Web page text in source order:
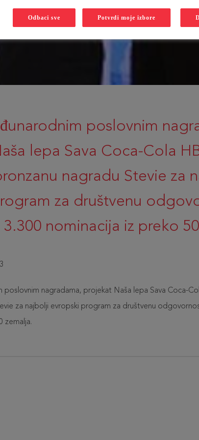
poslovnim
lepa Sava Coca-Cola
nagradu Stevie za
za društvenu
3.300 nominacija iz preko
poslovnim nagradama, projekat Naša lepa Sava Coca-
za najbolji evropski program za društvenu
zemalja.
Odbaci sve Potvrdi moje izbore